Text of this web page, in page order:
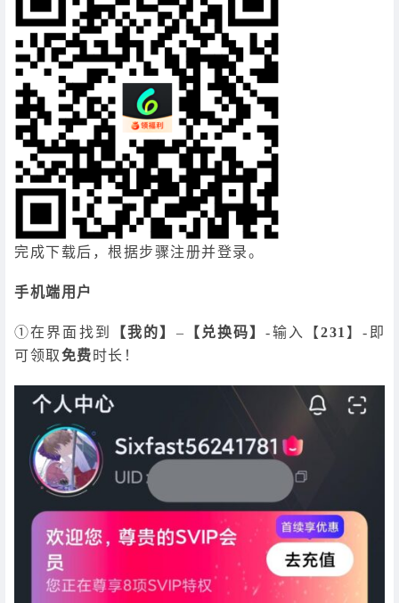
完成下载后，根据步骤注册并登录。
手机端用户
①在界面找到 【我的】 – 【兑换码】-输入【231 】-即
可领取免费 时长！